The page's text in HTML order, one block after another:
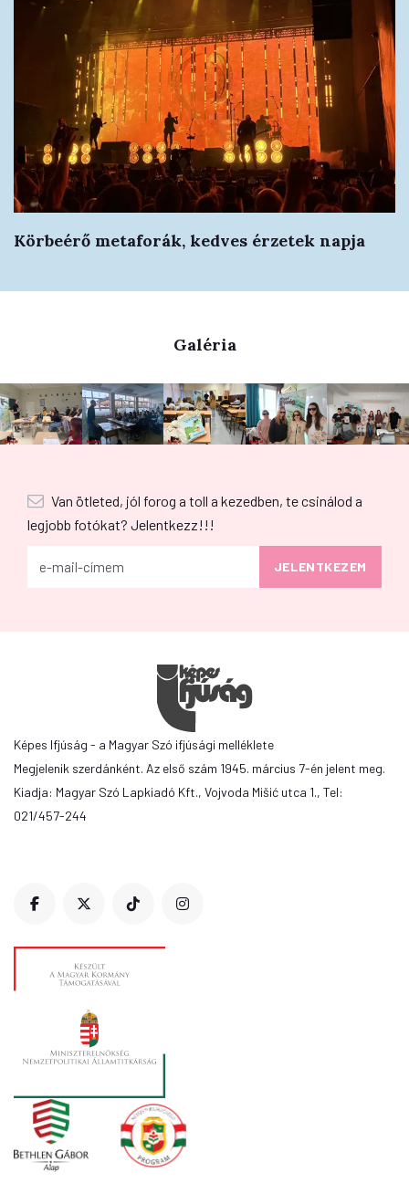
Körbeérő metaforák, kedves érzetek napja
Galéria
Van ötleted, jól forog a toll a kezedben, te csinálod a
legjobb fotókat? Jelentkezz!!!
Képes Ifjúság - a Magyar Szó ifjúsági melléklete
Megjelenik szerdánként. Az első szám 1945. március 7-én jelent meg.
Kiadja: Magyar Szó Lapkiadó Kft., Vojvoda Mišić utca 1., Tel:
021/457-244